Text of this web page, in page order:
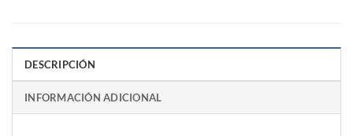
DESCRIPCIÓN
INFORMACIÓN ADICIONAL